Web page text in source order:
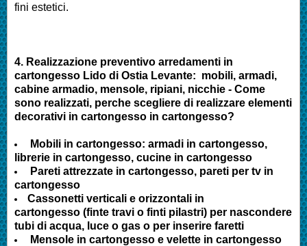
fini estetici.
4. Realizzazione preventivo arredamenti in
cartongesso Lido di Ostia Levante: mobili, armadi,
cabine armadio, mensole, ripiani, nicchie - Come
sono realizzati, perche scegliere di realizzare elementi
decorativi in cartongesso in cartongesso?
Mobili in cartongesso: armadi in cartongesso,
librerie in cartongesso, cucine in cartongesso
Pareti attrezzate in cartongesso, pareti per tv in
cartongesso
Cassonetti verticali e orizzontali in
cartongesso (finte travi o finti pilastri) per nascondere
tubi di acqua, luce o gas o per inserire faretti
Mensole in cartongesso e velette in cartongesso